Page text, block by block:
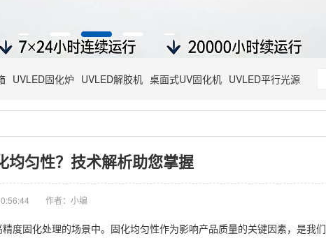
UVLED固化炉 UVLED解胶机 桌面式UV固化机 UVLED平行光源
均匀性？技术解析助您掌握
作者：小编
固化处理的场景中。固化均匀性作为影响产品质量的关键因素，是我们